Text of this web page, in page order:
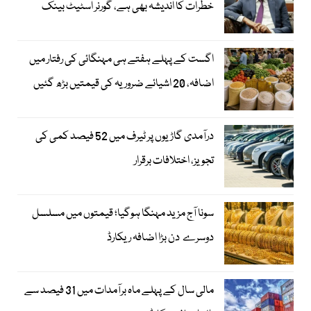
خطرات کا اندیشہ بھی ہے، گورنر اسٹیٹ بینک
اگست کے پہلے ہفتے ہی مہنگائی کی رفتار میں
اضافہ، 20 اشیائے ضروریہ کی قیمتیں بڑھ گئیں
درآمدی گاڑیوں پر ٹیرف میں 52 فیصد کمی کی
تجویز، اختلافات برقرار
سونا آج مزید مہنگا ہوگیا؛ قیمتوں میں مسلسل
دوسرے دن بڑا اضافہ ریکارڈ
مالی سال کے پہلے ماہ برآمدات میں 31 فیصد سے